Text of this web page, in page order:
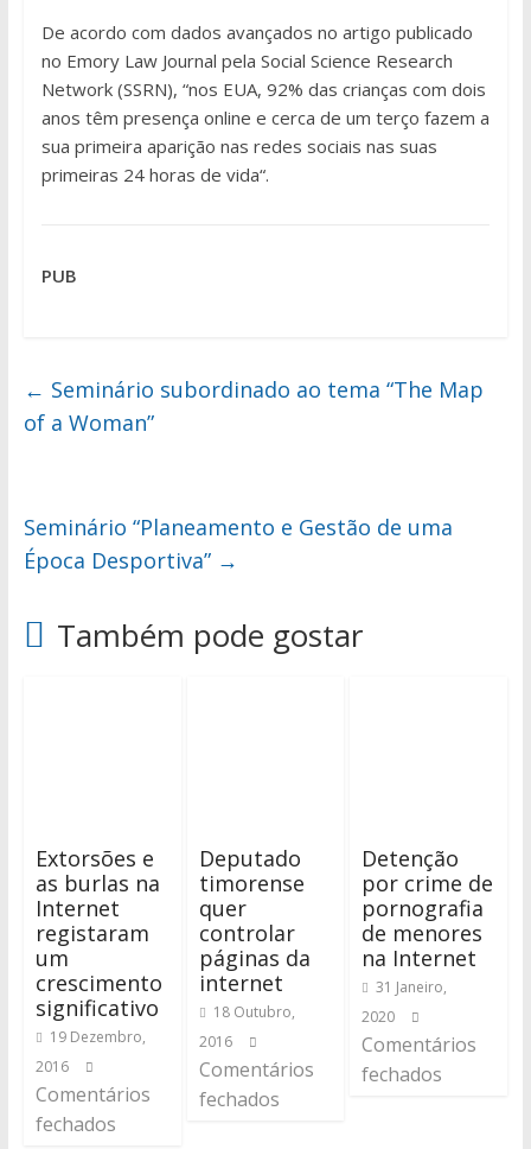
De acordo com dados avançados no artigo publicado
no Emory Law Journal pela Social Science Research
Network (SSRN), “nos EUA, 92% das crianças com dois
anos têm presença online e cerca de um terço fazem a
sua primeira aparição nas redes sociais nas suas
primeiras 24 horas de vida“.
PUB
← Seminário subordinado ao tema “The Map
of a Woman”
Seminário “Planeamento e Gestão de uma
Época Desportiva” →
Também pode gostar
Extorsões e
as burlas na
Internet
registaram
um
crescimento
significativo
19 Dezembro,
2016
Comentários
fechados
Deputado
timorense
quer
controlar
páginas da
internet
18 Outubro,
2016
Comentários
fechados
Detenção
por crime de
pornografia
de menores
na Internet
31 Janeiro,
2020
Comentários
fechados